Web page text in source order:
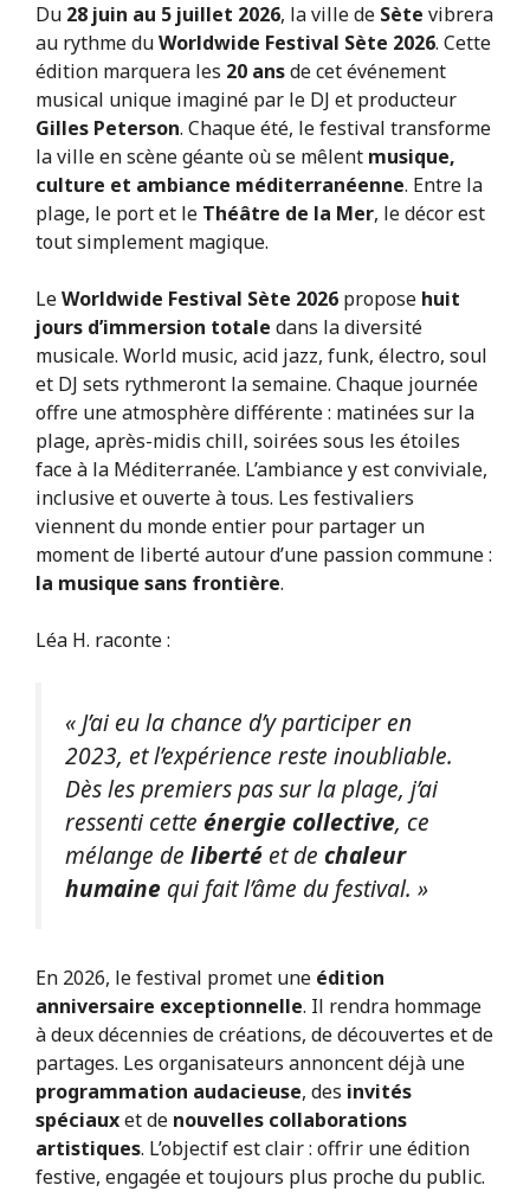
Du 28 juin au 5 juillet 2026, la ville de Sète vibrera
au rythme duWorldwide Festival Sète 2026. Cette
édition marquera les 20 ansde cet événement
musical unique imaginé par le DJ et producteur
Gilles Peterson. Chaque été, le festival transforme
la ville en scène géante où se mêlent musique,
culture et ambiance méditerranéenne. Entre la
plage, le port et le Théâtre de la Mer, le décor est
tout simplement magique.
LeWorldwide Festival Sète 2026 propose huit
jours d’immersion totale dans la diversité
musicale. World music, acid jazz, funk, électro, soul
et DJ sets rythmeront la semaine. Chaque journée
offre une atmosphère différente : matinées sur la
plage, après-midis chill, soirées sous les étoiles
face à la Méditerranée. L’ambiance y est conviviale,
inclusive et ouverte à tous. Les festivaliers
viennent du monde entier pour partager un
moment de liberté autour d’une passion commune :
la musique sans frontière.
Léa H. raconte :
« J’ai eu la chance d’y participer en
2023, et l’expérience reste inoubliable.
Dès les premiers pas sur la plage, j’ai
ressenti cette énergie collective, ce
mélange de liberté et de chaleur
humaine qui fait l’âme du festival. »
En 2026, le festival promet une édition
anniversaire exceptionnelle. Il rendra hommage
à deux décennies de créations, de découvertes et de
partages. Les organisateurs annoncent déjà une
programmation audacieuse, des invités
spéciauxet de nouvelles collaborations
artistiques. L’objectif est clair : offrir une édition
festive, engagée et toujours plus proche du public.